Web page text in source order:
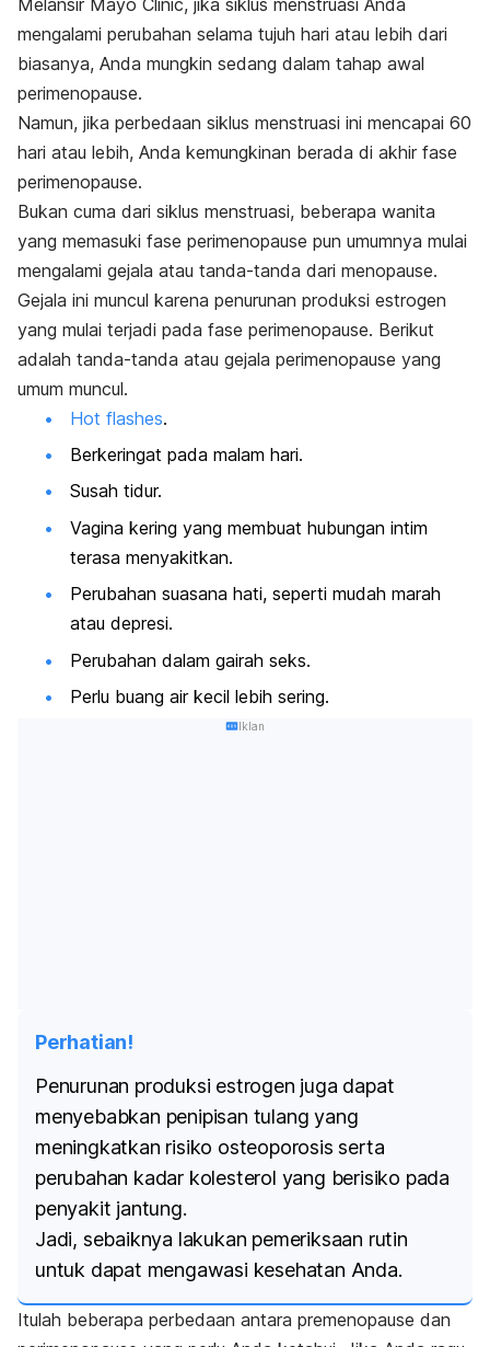
mengalami perubahan selama tujuh hari atau lebih dari
biasanya, Anda mungkin sedang dalam tahap awal
perimenopause.
Namun, jika perbedaan siklus menstruasi ini mencapai 60
hari atau lebih, Anda kemungkinan berada di akhir fase
perimenopause.
Bukan cuma dari siklus menstruasi, beberapa wanita
yang memasuki fase perimenopause pun umumnya mulai
mengalami gejala atau tanda-tanda dari menopause.
Gejala ini muncul karena penurunan produksi estrogen
yang mulai terjadi pada fase perimenopause. Berikut
adalah tanda-tanda atau gejala perimenopause yang
umum muncul.
Hot flashes.
Berkeringat pada malam hari.
Susah tidur.
Vagina kering yang membuat hubungan intim
terasa menyakitkan.
Perubahan suasana hati, seperti mudah marah
atau depresi.
Perubahan dalam gairah seks.
Perlu buang air kecil lebih sering.
Iklan
Perhatian!
Penurunan produksi estrogen juga dapat
menyebabkan penipisan tulang yang
meningkatkan risiko osteoporosis serta
perubahan kadar kolesterol yang berisiko pada
penyakit jantung.
Jadi, sebaiknya lakukan pemeriksaan rutin
untuk dapat mengawasi kesehatan Anda.
Itulah beberapa perbedaan antara premenopause dan